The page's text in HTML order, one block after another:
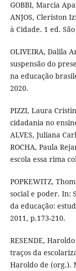
GOBBI, Marcia
ANJOS, Cleriston
à Cidade. 1 ed.
OLIVEIRA, Dalila
suspensão do
na educação
2020.
PIZZI, Laura
cidadania no
ALVES, Juliana
ROCHA, Paula
escola essa rima
POPKEWITZ,
social e poder. In:
da educação:
2011, p.173-210.
RESENDE,
traços da
Haroldo de (org.).